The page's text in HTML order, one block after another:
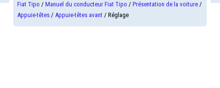
Fiat Tipo /Manuel du conducteur Fiat Tipo /Présentation de la voiture /
Appuie-têtes /Appuie-têtes avant / Réglage